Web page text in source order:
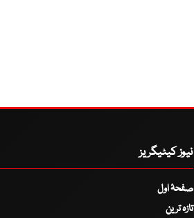
نیوز کیٹیگریز
صفحۂ اول
تازہ ترین